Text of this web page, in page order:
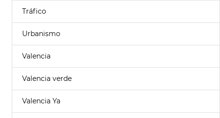
Tráfico
Urbanismo
Valencia
Valencia verde
Valencia Ya